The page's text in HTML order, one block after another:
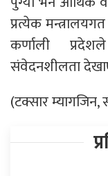
प्रत्येक
कर्णाली
संवेदनशीलता
(टक्सार